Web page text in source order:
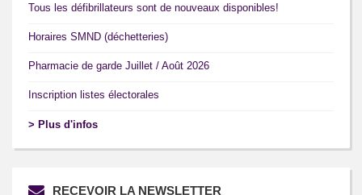
Tous les défibrillateurs sont de nouveaux disponibles!
Horaires SMND (déchetteries)
Pharmacie de garde Juillet / Août 2026
Inscription listes électorales
> Plus d'infos
RECEVOIR LA NEWSLETTER